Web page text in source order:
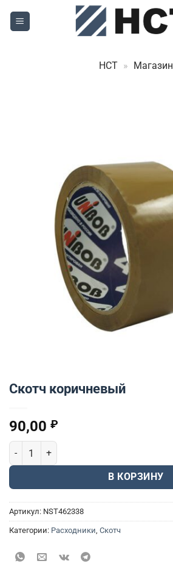
НСТ » Магазин
Скотч коричневый
90,00 ₽
Количество товара Скотч коричневый
В КОРЗИНУ
Артикул: NST462338
Категории: Расходники Скотч